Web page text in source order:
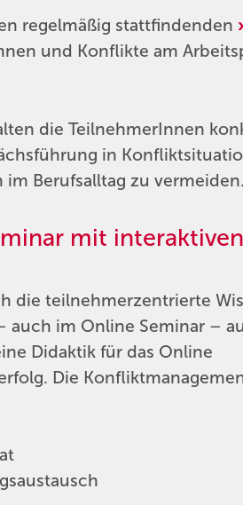
regelmäßig stattfindenden
und Konflikte am
die TeilnehmerInnen
in
Berufsalltag zu vermeiden.
mit interaktiven
die teilnehmerzentrierte
auch im Online Seminar –
Didaktik für das Online
Die